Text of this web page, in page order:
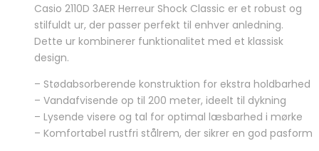
pris
var:
2.599,00 kr..
pris
er:
2.249,00 kr..
Casio 2110D 3AER Herreur Shock Classic er et robust og
stilfuldt ur, der passer perfekt til enhver anledning.
Dette ur kombinerer funktionalitet med et klassisk
design.
– Stødabsorberende konstruktion for ekstra holdbarhed
– Vandafvisende op til 200 meter, ideelt til dykning
– Lysende visere og tal for optimal læsbarhed i mørke
– Komfortabel rustfri stålrem, der sikrer en god pasform